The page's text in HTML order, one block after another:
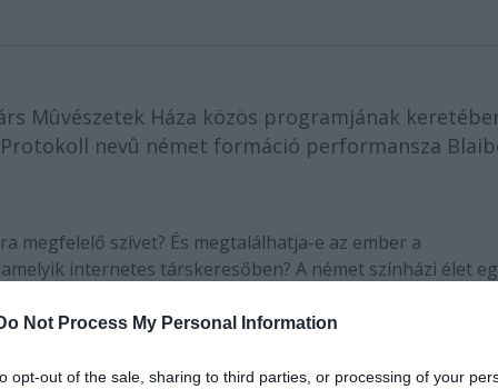
Not Process My Personal Information
opt-out of the sale, sharing to third parties, or processing of your
Mûvészetek Háza közös programjának
nevû német formáció performansza
megfelelő szívet? És megtalálhatja-e az ember a
internetes társkeresőben? A német színházi élet
nem irodalmi szövegekre, hanem a valóság
színészek mellett civilek is részt vesznek.
el - az eredetileg elhangzott szavakat megismételve